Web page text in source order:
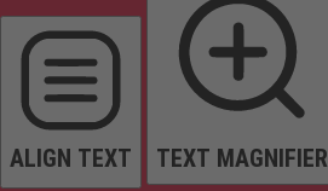
ALIGN TEXT TEXT MAGNIFIER